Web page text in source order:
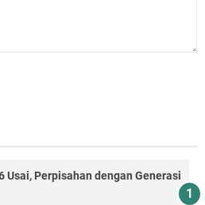
Usai, Perpisahan dengan Generasi